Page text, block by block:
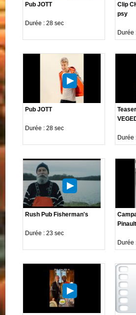
Pub JOTT
Durée : 28 sec
Clip
psy
Durée
Pub JOTT
Durée : 28 sec
Durée
Rush Pub Fisherman's
Durée : 23 sec
Pinault
Durée